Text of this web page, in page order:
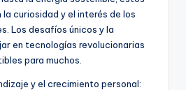
curiosidad y el interés de los
Los desafíos únicos y la
en tecnologías revolucionarias
para muchos.
y el crecimiento personal: